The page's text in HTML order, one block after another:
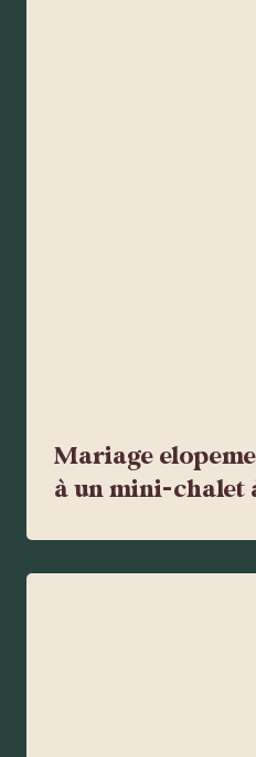
Mariage
à un mini-chalet